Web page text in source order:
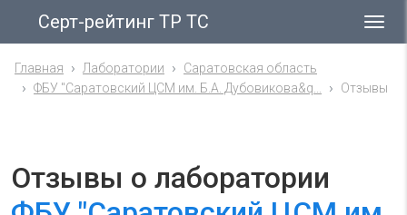
Серт-рейтинг ТР ТС
Главная Лаборатории
Саратовская область
ФБУ "Саратовский ЦСМ им. Б.А. Дубовикова&q...
Отзывы
Отзывы о лаборатории